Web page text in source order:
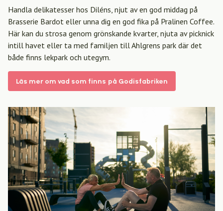
Handla delikatesser hos Diléns, njut av en god middag på
Brasserie Bardot eller unna dig en god fika på Pralinen Coffee.
Här kan du strosa genom grönskande kvarter, njuta av picknick
intill havet eller ta med familjen till Ahlgrens park där det
både finns lekpark och utegym.
Läs mer om vad som finns på Godisfabriken